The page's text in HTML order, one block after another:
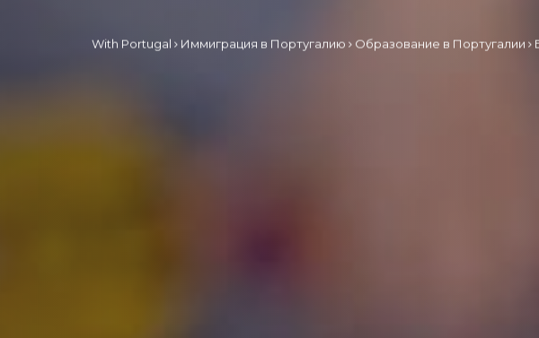
With Portugal Иммиграция в Португалию Образование в Португалии